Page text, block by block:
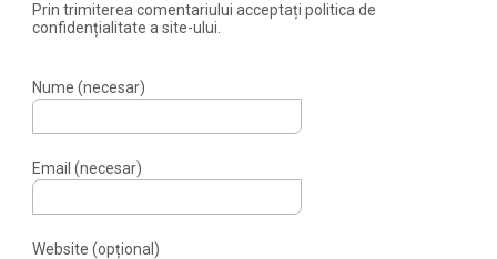
Prin trimiterea comentariului acceptați politica de
confidențialitate a site-ului.
Nume (necesar)
Email (necesar)
Website (opțional)